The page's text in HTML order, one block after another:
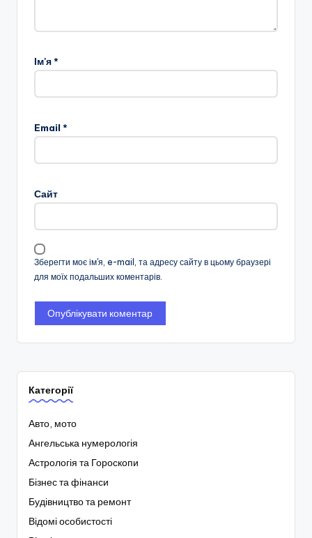
Ім'я*
Email *
Сайт
Зберегти моє ім'я, e-mail, та адресу сайту в цьому браузері
для моїх подальших коментарів.
Категорії
Авто, мото
Ангельська нумерологія
Астрологія та Гороскопи
Бізнес та фінанси
Будівництво та ремонт
Відомі особистості